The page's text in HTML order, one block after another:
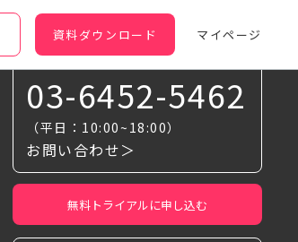
資料ダウンロード マイページ
お気軽に相談ください
03-6452-5462
（平日：10:00~18:00）
お問い合わせ＞
無料トライアルに申し込む